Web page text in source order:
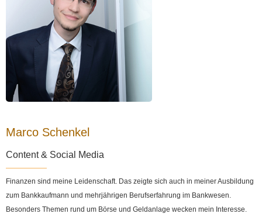
Marco Schenkel
Content & Social Media
Finanzen sind meine Leidenschaft. Das zeigte sich auch in meiner Ausbildung
zum Bankkaufmann und mehrjährigen Berufserfahrung im Bankwesen.
Besonders Themen rund um Börse und Geldanlage wecken mein Interesse.